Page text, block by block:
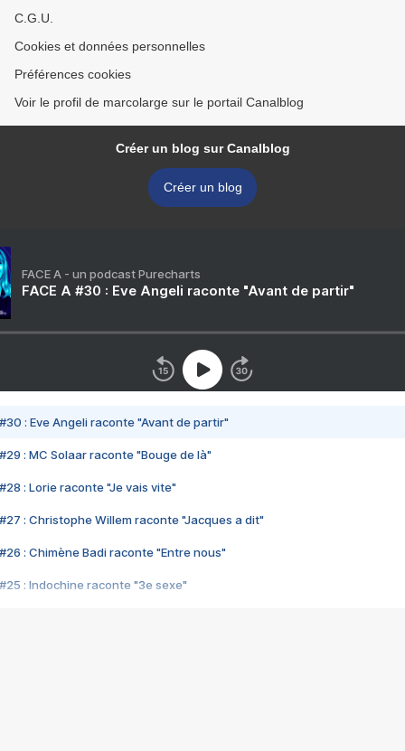
C.G.U.
Cookies et données personnelles
Préférences cookies
Voir le profil de marcolarge sur le portail Canalblog
Créer un blog sur Canalblog
Créer un blog
FACE A - un podcast Purecharts
FACE A #30 : Eve Angeli raconte "Avant de partir"
#30 : Eve Angeli raconte "Avant de partir"
#29 : MC Solaar raconte "Bouge de là"
#28 : Lorie raconte "Je vais vite"
#27 : Christophe Willem raconte "Jacques a dit"
#26 : Chimène Badi raconte "Entre nous"
#25 : Indochine raconte "3e sexe"